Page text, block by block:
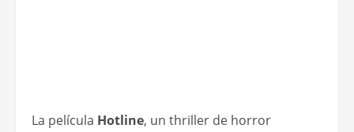
La película Hotline, un thriller de horror